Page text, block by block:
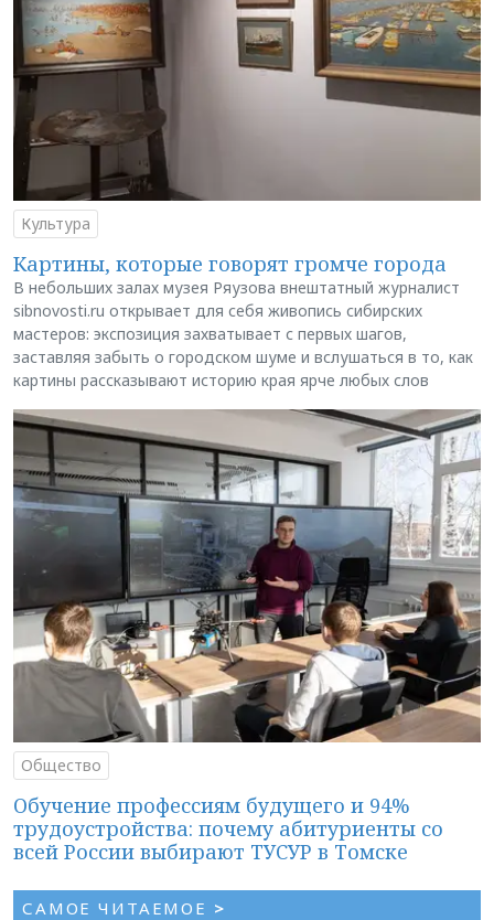
Культура
Картины, которые говорят громче города
В небольших залах музея Ряузова внештатный журналист
sibnovosti.ru открывает для себя живопись сибирских
мастеров: экспозиция захватывает с первых шагов,
заставляя забыть о городском шуме и вслушаться в то, как
картины рассказывают историю края ярче любых слов
Общество
Обучение профессиям будущего и 94%
трудоустройства: почему абитуриенты со
всей России выбирают ТУСУР в Томске
САМОЕ ЧИТАЕМОЕ >